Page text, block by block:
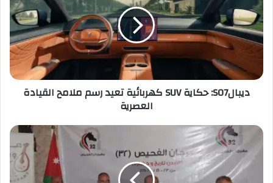
ديبالS07: حكاية SUV كهربائية تعيد رسم ملامح القيادة
العصرية